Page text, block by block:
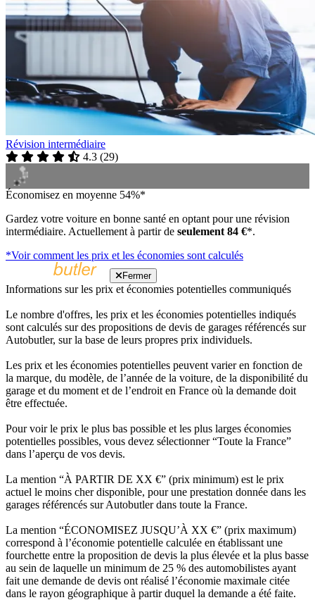
Révision intermédiaire
4.3 (29)
Économisez en moyenne 54%*
Gardez votre voiture en bonne santé en optant pour une révision
intermédiaire. Actuellement à partir de seulement 84 €*.
*Voir comment les prix et les économies sont calculés
Fermer
Informations sur les prix et économies potentielles communiqués
Le nombre d'offres, les prix et les économies potentielles indiqués
sont calculés sur des propositions de devis de garages référencés sur
Autobutler, sur la base de leurs propres prix individuels.
Les prix et les économies potentielles peuvent varier en fonction de
la marque, du modèle, de l’année de la voiture, de la disponibilité du
garage et du moment et de l’endroit en France où la demande doit
être effectuée.
Pour voir le prix le plus bas possible et les plus larges économies
potentielles possibles, vous devez sélectionner “Toute la France”
dans l’aperçu de vos devis.
La mention “À PARTIR DE XX €” (prix minimum) est le prix
actuel le moins cher disponible, pour une prestation donnée dans les
garages référencés sur Autobutler dans toute la France.
La mention “ÉCONOMISEZ JUSQU’À XX €” (prix maximum)
correspond à l’économie potentielle calculée en établissant une
fourchette entre la proposition de devis la plus élevée et la plus basse
au sein de laquelle un minimum de 25 % des automobilistes ayant
fait une demande de devis ont réalisé l’économie maximale citée
dans le rayon géographique à partir duquel la demande a été faite.